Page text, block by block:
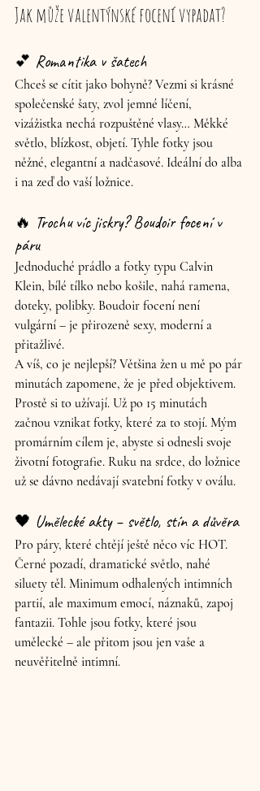
Jak může valentýnské focení vypadat?
💕 Romantika v šatech
Chceš se cítit jako bohyně? Vezmi si krásné
společenské šaty, zvol jemné líčení,
vizážistka nechá rozpuštěné vlasy… Měkké
světlo, blízkost, objetí. Tyhle fotky jsou
něžné, elegantní a nadčasové. Ideální do alba
i na zeď do vaší ložnice.
🔥 Trochu víc jiskry? Boudoir focení v
páru
Jednoduché prádlo a fotky typu Calvin
Klein, bílé tílko nebo košile, nahá ramena,
doteky, polibky. Boudoir focení není
vulgární – je přirozeně sexy, moderní a
přitažlivé.
A víš, co je nejlepší? Většina žen u mě po pár
minutách zapomene, že je před objektivem.
Prostě si to užívají. Už po 15 minutách
začnou vznikat fotky, které za to stojí. Mým
promárním cílem je, abyste si odnesli svoje
životní fotografie. Ruku na srdce, do ložnice
už se dávno nedávají svatební fotky v oválu.
🖤 Umělecké akty – světlo, stín a důvěra
Pro páry, které chtějí ještě něco víc HOT.
Černé pozadí, dramatické světlo, nahé
siluety těl. Minimum odhalených intimních
partií, ale maximum emocí, náznaků, zapoj
fantazii. Tohle jsou fotky, které jsou
umělecké – ale přitom jsou jen vaše a
neuvěřitelně intimní.